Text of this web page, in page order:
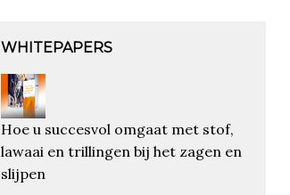
WHITEPAPERS
Hoe u succesvol omgaat met stof,
lawaai en trillingen bij het zagen en
slijpen